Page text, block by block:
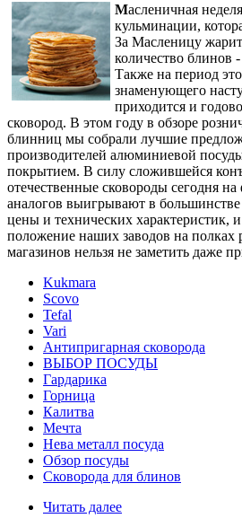
Масленичная
кульминации,
За Масленицу
количество блинов
Также на период
знаменующего
приходится и
сковород. В этом году в обзоре
блинниц мы собрали лучшие
производителей алюминиевой
покрытием. В силу сложившейся
отечественные сковороды сегодня
аналогов выигрывают в
цены и технических характеристик,
положение наших заводов на полках
магазинов нельзя не заметить даже
Kukmara
Scovo
Tefal
Vari
Антипригарная сковорода
ВЫБОР ПОСУДЫ
Гардарика
Горница
Калитва
Мечта
Нева металл посуда
Обзор посуды
Сковорода для блинов
Читать далее